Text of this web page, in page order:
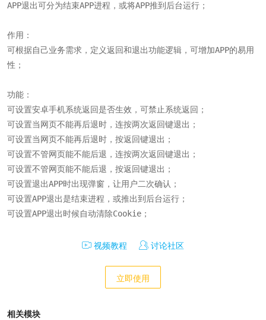
APP退出可分为结束APP进程，或将APP推到后台运行；
作用：
可根据自己业务需求，定义返回和退出功能逻辑，可增加APP的易用
性；
功能：
可设置安卓手机系统返回是否生效，可禁止系统返回；
可设置当网页不能再后退时，连按两次返回键退出；
可设置当网页不能再后退时，按返回键退出；
可设置不管网页能不能后退，连按两次返回键退出；
可设置不管网页能不能后退，按返回键退出；
可设置退出APP时出现弹窗，让用户二次确认；
可设置APP退出是结束进程，或推出到后台运行；
可设置APP退出时候自动清除Cookie；
视频教程 讨论社区
立即使用
相关模块